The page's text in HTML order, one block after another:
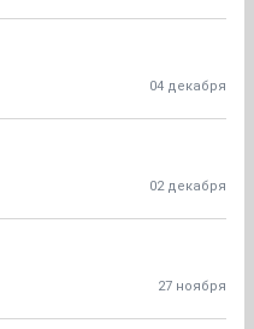
04 декабря
02 декабря
27 ноября